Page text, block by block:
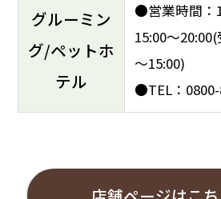
グルーミン
グ/ペットホ
テル
●営業時間：
15:00～
～15:00)
●TEL：